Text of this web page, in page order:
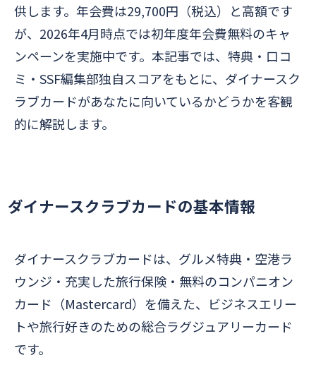
供します。年会費は29,700円（税込）と高額です
が、2026年4月時点では初年度年会費無料のキャ
ンペーンを実施中です。本記事では、特典・口コ
ミ・SSF編集部独自スコアをもとに、ダイナースク
ラブカードがあなたに向いているかどうかを客観
的に解説します。
ダイナースクラブカードの基本情報
ダイナースクラブカードは、グルメ特典・空港ラ
ウンジ・充実した旅行保険・無料のコンパニオン
カード（Mastercard）を備えた、ビジネスエリー
トや旅行好きのための総合ラグジュアリーカード
です。